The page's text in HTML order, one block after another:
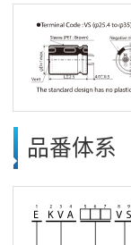
品番体系